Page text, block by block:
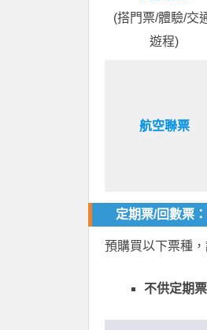
(搭門票/體驗/交
遊程)
航空聯票
定期票/回數票
預購買以下票種
不供定期